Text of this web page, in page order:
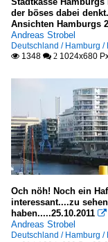
der böses dabei
Ansichten Hamburgs
Andreas Strobel
Deutschland / Hamburg /
 1348  2 1024x680
Och nöh! Noch ein
interessant....zu
haben.....25.10.2011 
Andreas Strobel
Deutschland / Hamburg /